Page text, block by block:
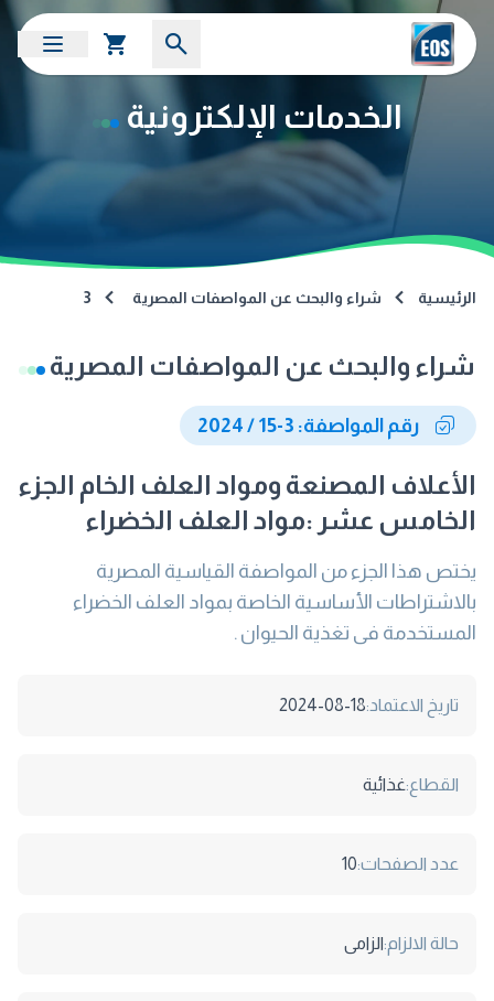
الخدمات الإلكترونية
الرئيسية شراء والبحث عن المواصفات المصرية 3
شراء والبحث عن المواصفات المصرية
رقم المواصفة: 3-15 / 2024
الأعلاف المصنعة ومواد العلف الخام الجزء
الخامس عشر :مواد العلف الخضراء
يختص هذا الجزء من المواصفة القياسية المصرية
بالاشتراطات الأساسية الخاصة بمواد العلف الخضراء
المستخدمة فى تغذية الحيوان .
تاريخ الاعتماد:2024-08-18
القطاع:غذائية
عدد الصفحات:10
حالة الالزام:الزامى